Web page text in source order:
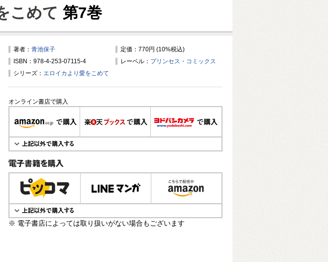
こめて 第7巻
著者： 青池保子
定価：770円 (10%税込)
ISBN：978-4-253-07115-4
レーベル： プリンセス・コミックス
シリーズ： エロイカより愛をこめて
オンライン書店で購入
電子書籍で購入
※ 電子書店によっては取り扱いがない場合もございます